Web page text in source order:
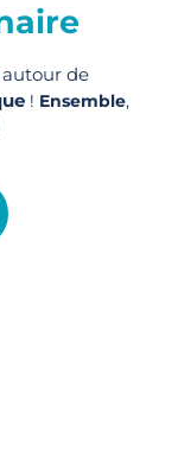
de
! Ensemble,